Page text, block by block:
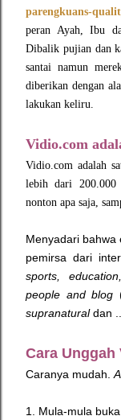
parengkuans-
peran Ayah, Ibu
Dibalik pujian dan
santai namun
diberikan dengan
lakukan keliru.
Vidio.com
Vidio.com adalah
lebih dari
nonton apa saja,
Menyadari bahwa
pemirsa dari
sports,
people and blog
supranaturaldan
Cara Unggah
Caranya mudah.
1. Mula-mula